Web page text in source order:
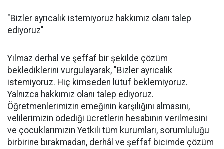
"Bizler ayrıcalık istemiyoruz hakkımız olanı talep
ediyoruz"
Yılmaz derhal ve şeffaf bir şekilde çözüm
beklediklerini vurgulayarak, "Bizler ayrıcalık
istemiyoruz. Hiç kimseden lütuf beklemiyoruz.
Yalnızca hakkımız olanı talep ediyoruz.
Öğretmenlerimizin emeğinin karşılığını almasını,
velilerimizin ödediği ücretlerin hesabının verilmesini
ve çocuklarımızın Yetkili tüm kurumları, sorumluluğu
birbirine bırakmadan, derhâl ve şeffaf bicimde çözüm